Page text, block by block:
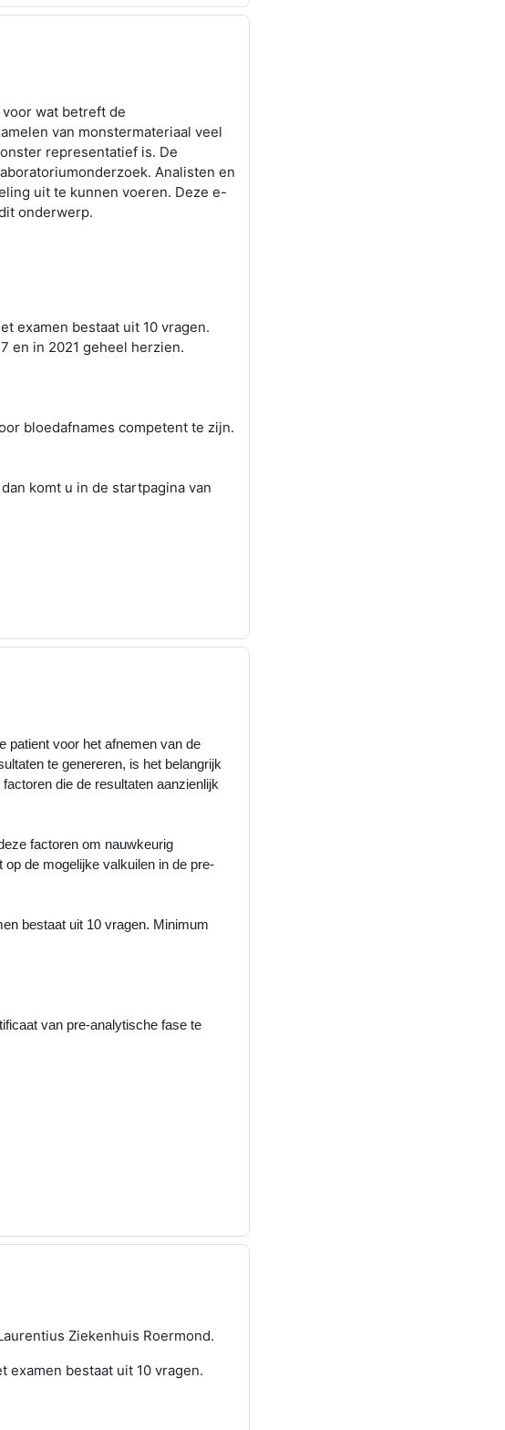
wat betreft de
van monstermateriaal veel
representatief is. De
Analisten en
uit te kunnen voeren. Deze e-
onderwerp.
examen bestaat uit 10 vragen.
en in 2021 geheel herzien.
bloedafnames competent te zijn.
komt u in de startpagina van
patient voor het afnemen van de
te genereren, is het belangrijk
die de resultaten aanzienlijk
factoren om nauwkeurig
de mogelijke valkuilen in de pre-
bestaat uit 10 vragen. Minimum
van pre-analytische fase te
Ziekenhuis Roermond.
examen bestaat uit 10 vragen.